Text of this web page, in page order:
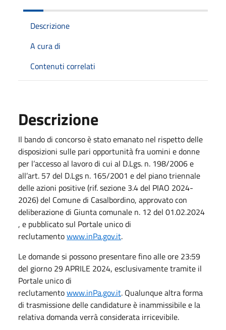
Descrizione
A cura di
Contenuti correlati
Descrizione
Il bando di concorso è stato emanato nel rispetto delle
disposizioni sulle pari opportunità fra uomini e donne
per l’accesso al lavoro di cui al D.Lgs. n. 198/2006 e
all’art. 57 del D.Lgs n. 165/2001 e del piano triennale
delle azioni positive (rif. sezione 3.4 del PIAO 2024-
2026) del Comune di Casalbordino, approvato con
deliberazione di Giunta comunale n. 12 del 01.02.2024
, e pubblicato sul Portale unico di
reclutamentowww.inPa.gov.it.
Le domande si possono presentare fino alle ore 23:59
del giorno 29 APRILE 2024, esclusivamente tramite il
Portale unico di
reclutamentowww.inPa.gov.it. Qualunque altra forma
di trasmissione delle candidature è inammissibile e la
relativa domanda verrà considerata irricevibile.